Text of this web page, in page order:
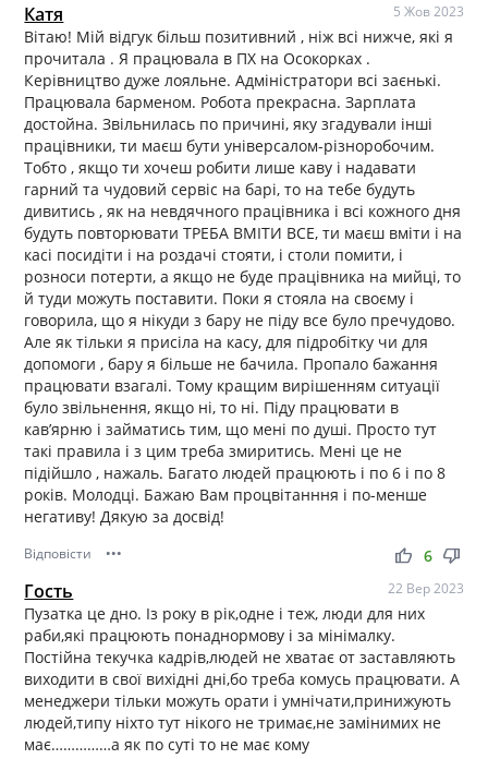
Катя 5 Жов 2023
Вітаю! Мій відгук більш позитивний , ніж всі нижче, які я
прочитала . Я працювала в ПХ на Осокорках .
Керівництво дуже лояльне. Адміністратори всі заєнькі.
Працювала барменом. Робота прекрасна. Зарплата
достойна. Звільнилась по причині, яку згадували інші
працівники, ти маєш бути універсалом-різноробочим.
Тобто , якщо ти хочеш робити лише каву і надавати
гарний та чудовий сервіс на барі, то на тебе будуть
дивитись , як на невдячного працівника і всі кожного дня
будуть повторювати ТРЕБА ВМІТИ ВСЕ, ти маєш вміти і на
касі посидіти і на роздачі стояти, і столи помити, і
розноси потерти, а якщо не буде працівника на мийці, то
й туди можуть поставити. Поки я стояла на своєму і
говорила, що я нікуди з бару не піду все було пречудово.
Але як тільки я присіла на касу, для підробітку чи для
допомоги , бару я більше не бачила. Пропало бажання
працювати взагалі. Тому кращим вирішенням ситуації
було звільнення, якщо ні, то ні. Піду працювати в
кав’ярню і займатись тим, що мені по душі. Просто тут
такі правила і з цим треба змиритись. Мені це не
підійшло , нажаль. Багато людей працюють і по 6 і по 8
років. Молодці. Бажаю Вам процвітанння і по-менше
негативу! Дякую за досвід!
Відповісти ••• thumb_up thumb_down
6
Гость 22 Вер 2023
Пузатка це дно. Із року в рік,одне і теж, люди для них
раби,які працюють понаднормову і за мінімалку.
Постійна текучка кадрів,людей не хватає от заставляють
виходити в свої вихідні дні,бо треба комусь працювати. А
менеджери тільки можуть орати і умнічати,принижують
людей,типу ніхто тут нікого не тримає,не замінимих не
має……………а як по суті то не має кому